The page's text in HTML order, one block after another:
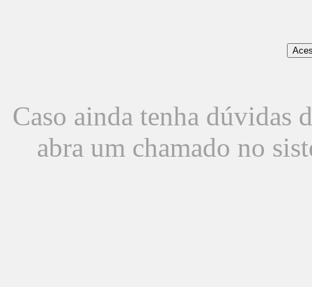
Caso ainda tenha dúvidas
abra um chamado no